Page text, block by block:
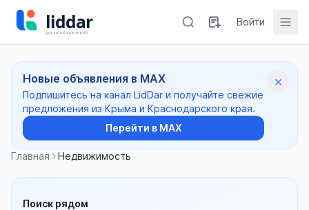
Войти
×
Новые объявления в MAX
Подпишитесь на канал LidDar и получайте свежие
предложения из Крыма и Краснодарского края.
Перейти в MAX
Главная Недвижимость
Поиск рядом